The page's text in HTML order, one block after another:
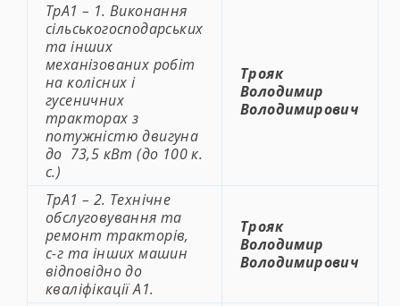
ТрА1 – 1. Виконання
сільськогосподарських
та інших
механізованих робіт
на колісних і
гусеничних
тракторах з
потужністю двигуна
до 73,5 кВт (до 100 к.
с.)
Трояк
Володимир
Володимирович
ТрА1 – 2. Технічне
обслуговування та
ремонт тракторів,
с-г та інших машин
відповідно до
кваліфікації А1.
Трояк
Володимир
Володимирович